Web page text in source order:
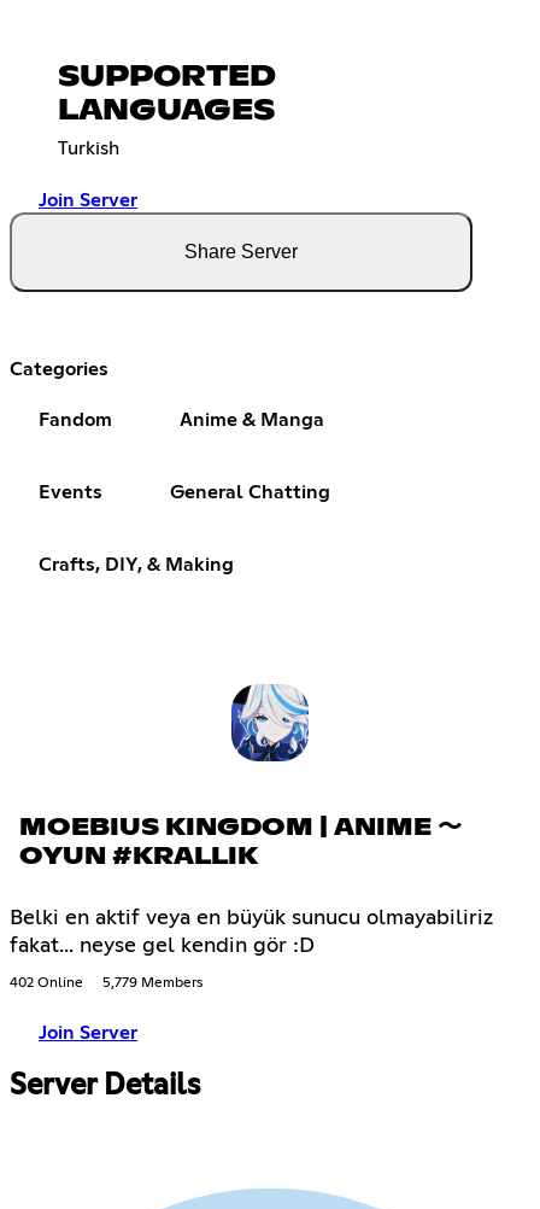
SUPPORTED
LANGUAGES
Turkish
Join Server
Share Server
Categories
Fandom Anime & Manga
Events General Chatting
Crafts, DIY, & Making
MOEBIUS KINGDOM | ANIME 〜
OYUN #KRALLIK
Belki en aktif veya en büyük sunucu olmayabiliriz
fakat... neyse gel kendin gör :D
402 Online 5,779 Members
Join Server
Server Details